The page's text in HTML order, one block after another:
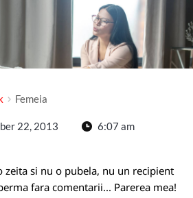
Femeia
22, 2013
6:07 am
zeita si nu o pubela, nu un recipient
fara comentarii... Parerea mea!